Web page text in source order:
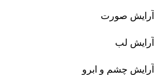
آرایش صورت
آرایش لب
آرایش چشم و ابرو